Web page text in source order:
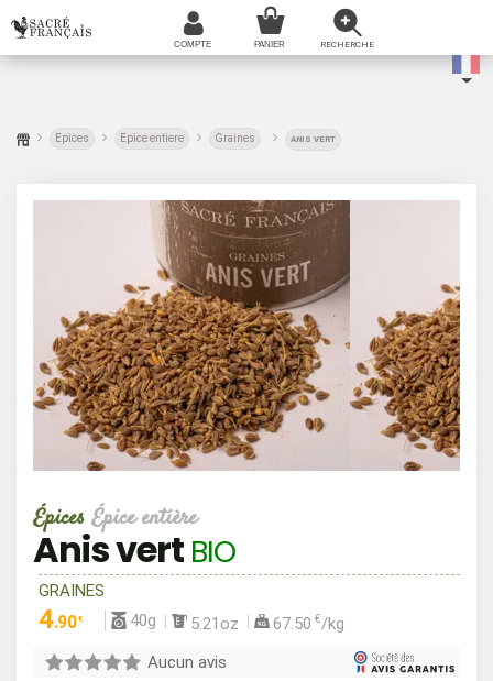
Epices Epice entiere Graines ANIS VERT
Épices Épice entière
Anis vert BIO
GRAINES
4.90 € 40g 5.21oz 67.50 €/kg
Aucun avis